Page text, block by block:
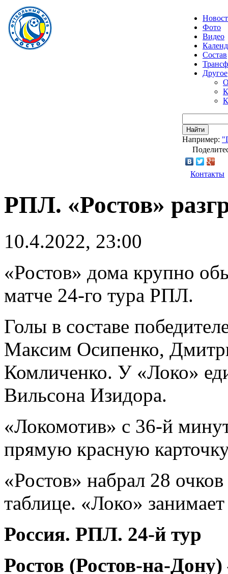
Фото
Видео
Состав
Другое
Найти
Например:
Контакты
РПЛ. «Ростов»
10.4.2022, 23:00
«Ростов» дома крупно
матче 24-го тура РПЛ.
Голы в составе
Максим Осипенко,
Комличенко. У «Локо»
Вильсона Изидора.
«Локомотив» с 36-й
прямую красную
«Ростов» набрал 28
таблице. «Локо»
Россия. РПЛ. 24-й тур
Ростов (Ростов-на-